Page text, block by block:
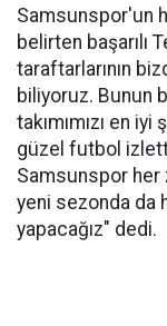
Samsunspor'un
belirten başarılı
taraftarlarının
biliyoruz. Bunun
takımımızı en
güzel futbol
Samsunspor her
yeni sezonda da
yapacağız" dedi.